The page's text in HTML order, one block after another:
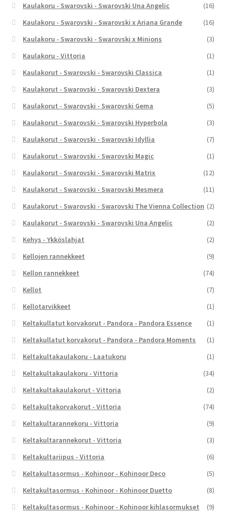
Kaulakoru - Swarovski - Swarovski Una Angelic
(16)
Kaulakoru - Swarovski - Swarovski x Ariana Grande
(16)
Kaulakoru - Swarovski - Swarovski x Minions
(3)
Kaulakoru - Vittoria
(1)
Kaulakorut - Swarovski - Swarovski Classica
(1)
Kaulakorut - Swarovski - Swarovski Dextera
(3)
Kaulakorut - Swarovski - Swarovski Gema
(5)
Kaulakorut - Swarovski - Swarovski Hyperbola
(3)
Kaulakorut - Swarovski - Swarovski Idyllia
(7)
Kaulakorut - Swarovski - Swarovski Magic
(1)
Kaulakorut - Swarovski - Swarovski Matrix
(12)
Kaulakorut - Swarovski - Swarovski Mesmera
(11)
Kaulakorut - Swarovski - Swarovski The Vienna Collection (2)
Kaulakorut - Swarovski - Swarovski Una Angelic
(2)
Kehys - Ykköslahjat
(2)
Kellojen rannekkeet
(9)
Kellon rannekkeet
(74)
Kellot
(7)
Kellotarvikkeet
(1)
Keltakullatut korvakorut - Pandora - Pandora Essence
(1)
Keltakullatut korvakorut - Pandora - Pandora Moments
(1)
Keltakultakaulakoru - Laatukoru
(1)
Keltakultakaulakoru - Vittoria
(34)
Keltakultakaulakorut - Vittoria
(2)
Keltakultakorvakorut - Vittoria
(74)
Keltakultarannekoru - Vittoria
(9)
Keltakultarannekorut - Vittoria
(3)
Keltakultariipus - Vittoria
(6)
Keltakultasormus - Kohinoor - Kohinoor Deco
(5)
Keltakultasormus - Kohinoor - Kohinoor Duetto
(8)
Keltakultasormus - Kohinoor - Kohinoor kihlasormukset
(9)